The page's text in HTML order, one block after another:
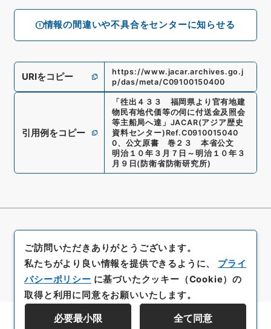
情報の間違いや不具合をセンターに知らせる
URIをコピー
https://www.jacar.archives.go.j
p/das/meta/C09100150400
引用例をコピー
「 徃出４３３ 福岡県より官有地建
物民有地代価等の伺に付送金及照会
等主船局へ達 」 JACAR(アジア歴史
資料センター) Ref.C0910015040
0、 公文原書 巻２３ 本省公文
明治１０年３月７日～明治１０年３
月９日 ( 防衛省防衛研究所)
ご訪問いただきありがとうございます。
私たちがより良い情報を提供できるように、 プライ
バシーポリシー に基づいたクッキー（Cookie）の
取得と利用に同意をお願いいたします。
必要最小限 全て同意